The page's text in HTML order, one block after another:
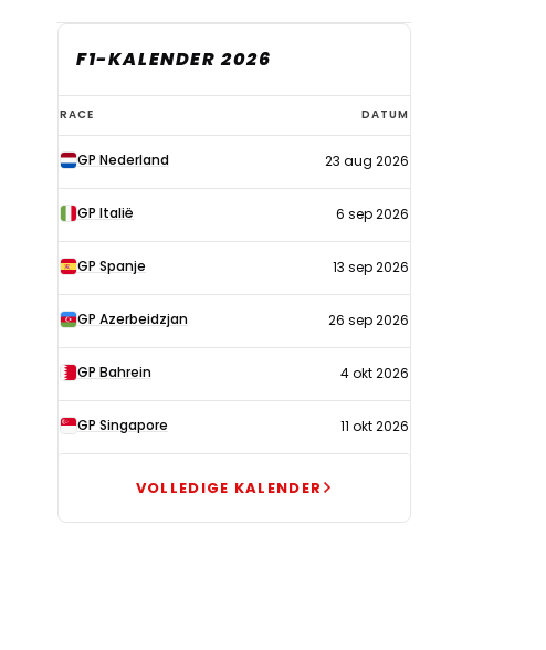
F1-KALENDER 2026
F1-
kalender
2026
RACE DATUM
GP Nederland 23 aug 2026
GP Italië 6 sep 2026
GP Spanje 13 sep 2026
GP Azerbeidzjan 26 sep 2026
GP Bahrein 4 okt 2026
GP Singapore 11 okt 2026
VOLLEDIGE KALENDER